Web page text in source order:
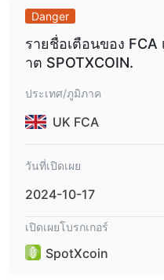
Danger
รายชื่อเตือนของ
าต SPOTXCOIN.
ประเทศ/ภูมิภาค
UK FCA
วันที่เปิดเผย
2024-10-17
เปิดเผยโบรกเกอร์
SpotXcoin